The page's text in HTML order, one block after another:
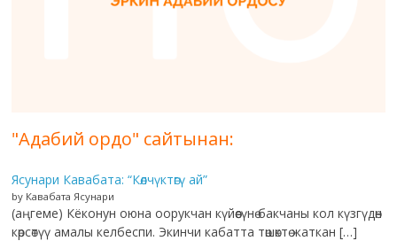
"Адабий ордо" сайтынан:
Ясунари Кавабата: “Көлчүктөгү ай”
by Кавабата Ясунари
(аңгеме) Кёконун оюна оорукчан күйөөсүнө бакчаны кол күзгүдөн
көрсөтүү амалы келбеспи. Экинчи кабатта төшөктө жаткан […]